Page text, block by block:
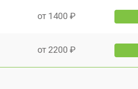
от 1400 ₽
от 2200 ₽